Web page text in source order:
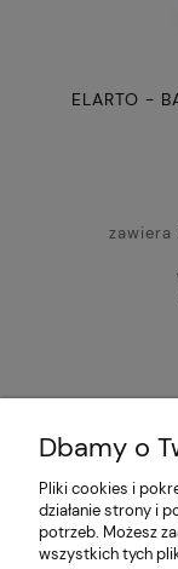
ELARTO -
zawiera
Dbamy o
Pliki cookies i
działanie strony i
potrzeb. Możesz
wszystkich tych